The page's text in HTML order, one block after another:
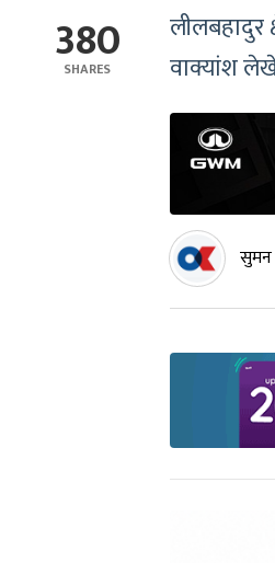
380
SHARES
लीलबहादुर
वाक्यांश
सुमन